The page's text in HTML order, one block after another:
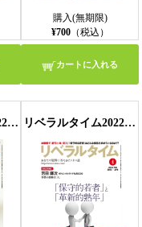
購入(無期限)
¥700（税込）
カートに入れる
リベラルタイム2022年3月号 リベラルタイム2022年4月号